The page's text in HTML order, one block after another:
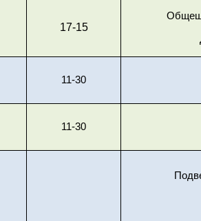
17-15
11-30
11-30